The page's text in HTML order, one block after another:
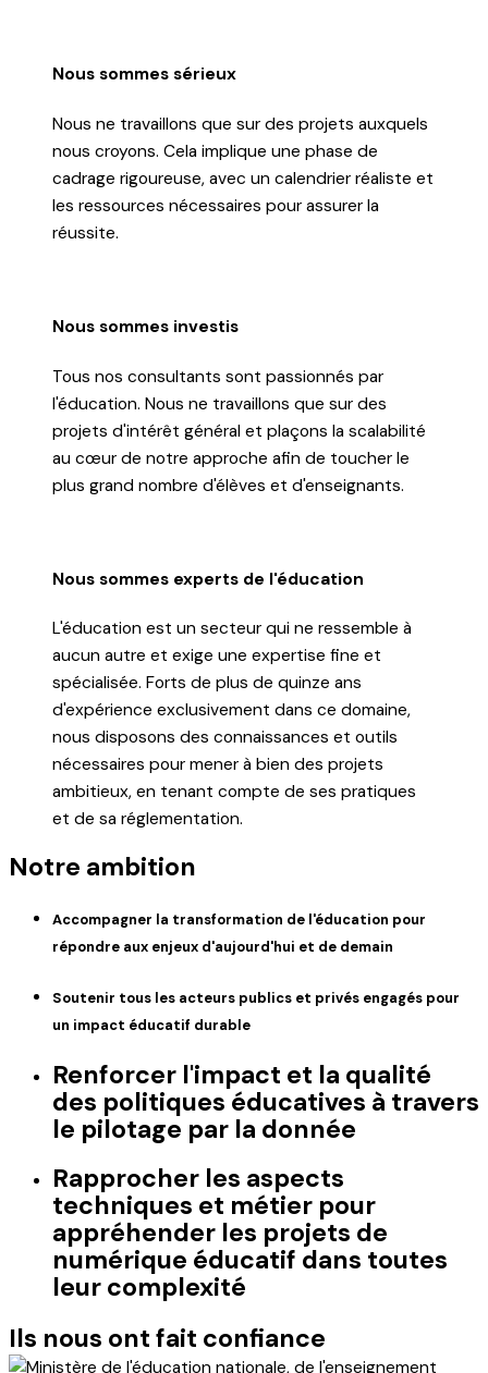
Nous sommes sérieux
Nous ne travaillons que sur des projets auxquels
nous croyons. Cela implique une phase de
cadrage rigoureuse, avec un calendrier réaliste et
les ressources nécessaires pour assurer la
réussite.
Nous sommes investis
Tous nos consultants sont passionnés par
l'éducation. Nous ne travaillons que sur des
projets d'intérêt général et plaçons la scalabilité
au cœur de notre approche afin de toucher le
plus grand nombre d'élèves et d'enseignants.
Nous sommes experts de l'éducation
L'éducation est un secteur qui ne ressemble à
aucun autre et exige une expertise fine et
spécialisée. Forts de plus de quinze ans
d'expérience exclusivement dans ce domaine,
nous disposons des connaissances et outils
nécessaires pour mener à bien des projets
ambitieux, en tenant compte de ses pratiques
et de sa réglementation.
Notre ambition
Accompagner la transformation de l'éducation pour
répondre aux enjeux d'aujourd'hui et de demain
Soutenir tous les acteurs publics et privés engagés pour
un impact éducatif durable
Renforcer l'impact et la qualité
des politiques éducatives à travers
le pilotage par la donnée
Rapprocher les aspects
techniques et métier pour
appréhender les projets de
numérique éducatif dans toutes
leur complexité
Ils nous ont fait confiance